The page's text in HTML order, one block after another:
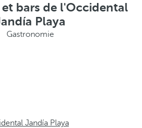
et bars de l'Occidental
Playa
Gastronomie
Jandía Playa